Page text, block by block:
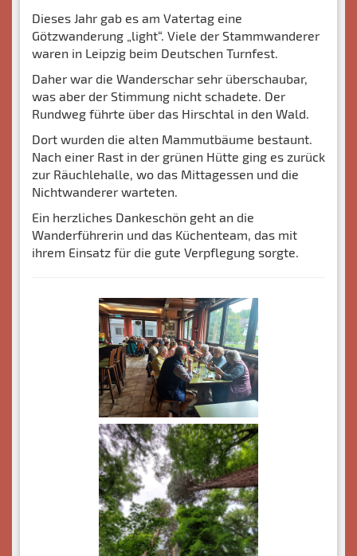
Dieses Jahr gab es am Vatertag eine
Götzwanderung „light“. Viele der Stammwanderer
waren in Leipzig beim Deutschen Turnfest.
Daher war die Wanderschar sehr überschaubar,
was aber der Stimmung nicht schadete. Der
Rundweg führte über das Hirschtal in den Wald.
Dort wurden die alten Mammutbäume bestaunt.
Nach einer Rast in der grünen Hütte ging es zurück
zur Räuchlehalle, wo das Mittagessen und die
Nichtwanderer warteten.
Ein herzliches Dankeschön geht an die
Wanderführerin und das Küchenteam, das mit
ihrem Einsatz für die gute Verpflegung sorgte.